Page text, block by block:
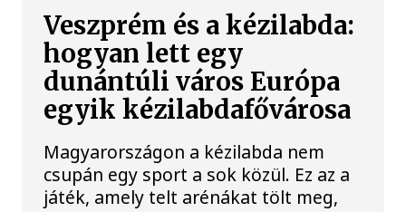
Veszprém és a kézilabda:
hogyan lett egy
dunántúli város Európa
egyik kézilabdafővárosa
Magyarországon a kézilabda nem
csupán egy sport a sok közül. Ez az a
játék, amely telt arénákat tölt meg,